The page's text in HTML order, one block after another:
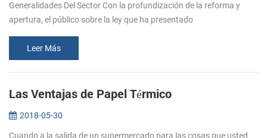
Generalidades Del Sector Con la profundización de la reforma y
apertura, el público sobre la ley que ha presentado
en el trabajo, la r...
Leer Más
Las Ventajas de Papel Térmico
2018-05-30
Cuando a la salida de un supermercado para las cosas que usted